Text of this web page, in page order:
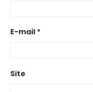
E-mail *
Site